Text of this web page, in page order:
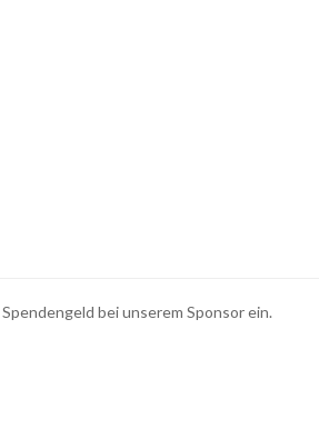
bei unserem Sponsor ein.